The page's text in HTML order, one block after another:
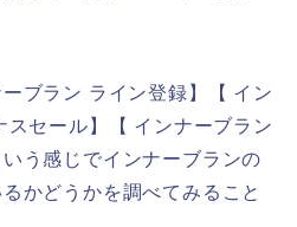
ブラン ライン登録】【 イン
セール】【 インナーブラン
う感じでインナーブランの
かどうかを調べてみること